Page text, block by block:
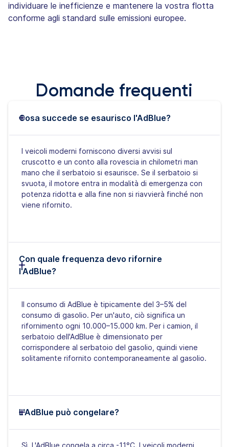
individuare le inefficienze e mantenere la vostra flotta
conforme agli standard sulle emissioni europee.
Domande frequenti
Cosa succede se esaurisco l'AdBlue?
I veicoli moderni forniscono diversi avvisi sul
cruscotto e un conto alla rovescia in chilometri man
mano che il serbatoio si esaurisce. Se il serbatoio si
svuota, il motore entra in modalità di emergenza con
potenza ridotta e alla fine non si riavvierà finché non
viene rifornito.
Con quale frequenza devo rifornire
l'AdBlue?
Il consumo di AdBlue è tipicamente del 3–5% del
consumo di gasolio. Per un'auto, ciò significa un
rifornimento ogni 10.000–15.000 km. Per i camion, il
serbatoio dell'AdBlue è dimensionato per
corrispondere al serbatoio del gasolio, quindi viene
solitamente rifornito contemporaneamente al gasolio.
L'AdBlue può congelare?
Sì. L'AdBlue congela a circa -11°C. I veicoli moderni